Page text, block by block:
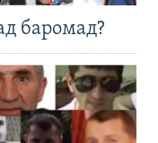
баромад?